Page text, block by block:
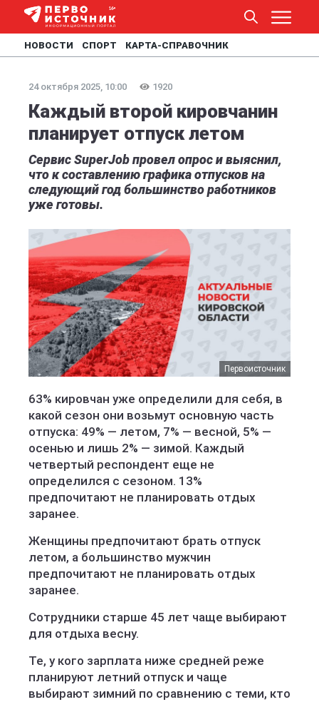
НОВОСТИ СПОРТ КАРТА-СПРАВОЧНИК
24 октября 2025, 10:00 1920
Каждый второй кировчанин
планирует отпуск летом
Сервис SuperJob провел опрос и выяснил,
что к составлению графика отпусков на
следующий год большинство работников
уже готовы.
Первоисточник
63% кировчан уже определили для себя, в
какой сезон они возьмут основную часть
отпуска: 49% — летом, 7% — весной, 5% —
осенью и лишь 2% — зимой. Каждый
четвертый респондент еще не
определился с сезоном. 13%
предпочитают не планировать отдых
заранее.
Женщины предпочитают брать отпуск
летом, а большинство мужчин
предпочитают не планировать отдых
заранее.
Сотрудники старше 45 лет чаще выбирают
для отдыха весну.
Те, у кого зарплата ниже средней реже
планируют летний отпуск и чаще
выбирают зимний по сравнению с теми, кто